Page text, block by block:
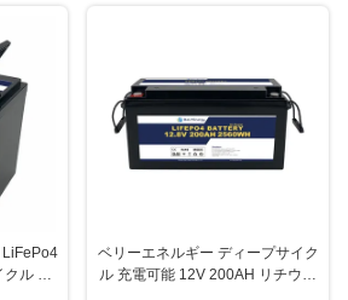
ル 太
ベリーエネルギー ディープサイク
ル 充電可能 12V 200AH リチウム